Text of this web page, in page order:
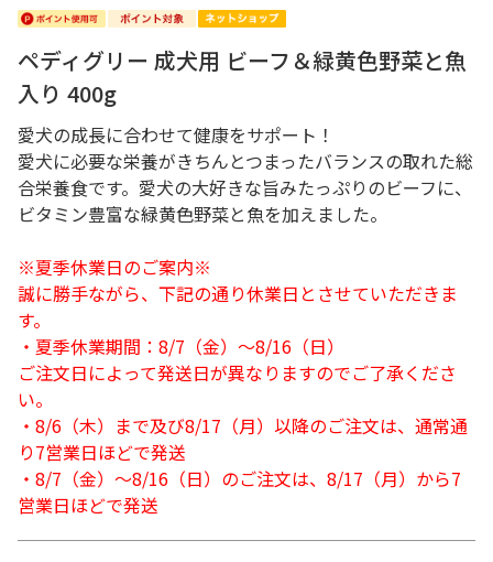
ペディグリー 成犬用 ビーフ＆緑黄色野菜と魚
入り 400g
愛犬の成長に合わせて健康をサポート！
愛犬に必要な栄養がきちんとつまったバランスの取れた総
合栄養食です。愛犬の大好きな旨みたっぷりのビーフに、
ビタミン豊富な緑黄色野菜と魚を加えました。
※夏季休業日のご案内※
誠に勝手ながら、下記の通り休業日とさせていただきま
す。
・夏季休業期間：8/7（金）～8/16（日）
ご注文日によって発送日が異なりますのでご了承くださ
い。
・8/6（木）まで及び8/17（月）以降のご注文は、通常通
り7営業日ほどで発送
・8/7（金）～8/16（日）のご注文は、8/17（月）から7
営業日ほどで発送